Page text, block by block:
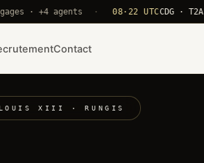
+4 agents · 08·22 UTCCDG · T2A · C03
Contact
XIII · RUNGIS